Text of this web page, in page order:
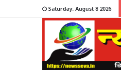
Saturday, August 8 2026